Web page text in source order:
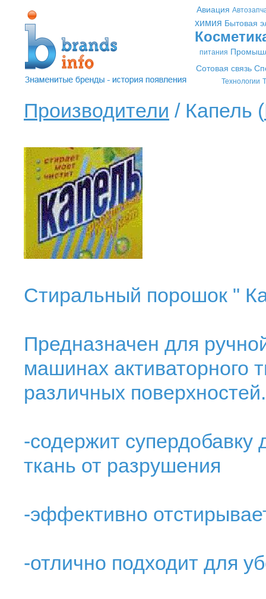
Авиация
химия Бытовая
питания
Сотовая связь
Технологии
Производители / Капель (
Стиральный порошок "
Предназначен для
машинах активаторного
различных поверхностей.
-содержит супердобавку
ткань от разрушения
-эффективно
-отлично подходит для